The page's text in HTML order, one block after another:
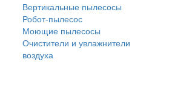
Вертикальные пылесосы
Робот-пылесос
Моющие пылесосы
Очистители и увлажнители
воздуха